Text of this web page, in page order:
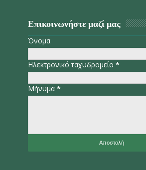
Επικοινωνήστε μαζί μας
Όνομα
Ηλεκτρονικό ταχυδρομείο*
Μήνυμα*